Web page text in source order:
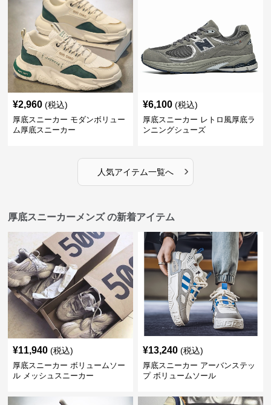
¥2,960 (税込)
厚底スニーカー モダンボリュー
ム厚底スニーカー
¥6,100 (税込)
厚底スニーカー レトロ風厚底ラ
ンニングシューズ
人気アイテム一覧へ ›
厚底スニーカーメンズ の新着アイテム
¥11,940 (税込)
厚底スニーカー ボリュームソー
ル メッシュスニーカー
¥13,240 (税込)
厚底スニーカー アーバンステッ
プ ボリュームソール